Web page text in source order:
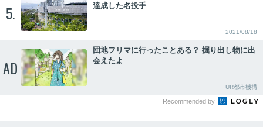
5.
達成した名投手
2021/08/18
AD
団地フリマに行ったことある？ 掘り出し物に出
会えたよ
UR都市機構
Recommended by